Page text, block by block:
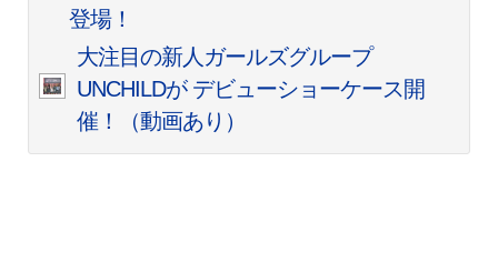
登場！
大注目の新人ガールズグループ
UNCHILDが デビューショーケース開
催！（動画あり）